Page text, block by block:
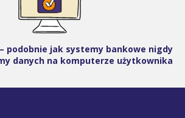
podobnie jak systemy bankowe nigdy
danych na komputerze użytkownika